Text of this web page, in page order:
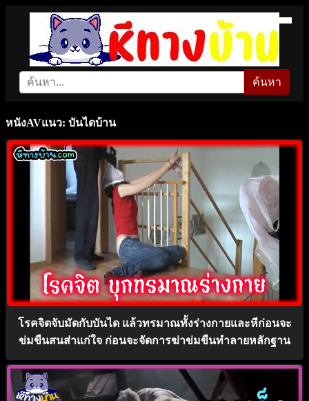
ค้นหา
หนังAVแนว: บันไดบ้าน
โรคจิตจับมัดกับบันได แล้วทรมาณทั้งร่างกายและหีก่อนจะ
ข่มขืนสนส่าแก่ใจ ก่อนจะจัดการฆ่าข่มขืนทำลายหลักฐาน